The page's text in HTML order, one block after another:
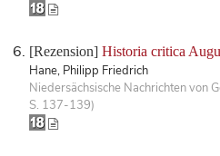
[Rezension] Historia critica
Hane, Philipp Friedrich
Niedersächsische Nachrichten von
S. 137-139)